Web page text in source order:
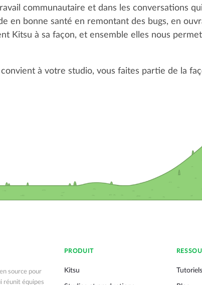
communautaire et dans les conversations
en bonne santé en remontant des bugs, en
Kitsu à sa façon, et ensemble elles nous
à votre studio, vous faites partie de la
source pour
réunit équipes
PRODUIT
Kitsu Tutoriels